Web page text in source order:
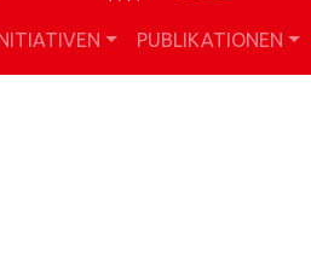
PUBLIKATIONEN